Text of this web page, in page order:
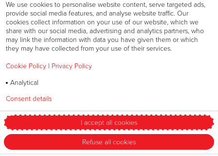
Meine Präferenzen ändern
© 2026 Bandag
We use cookies to personalise website content, serve targeted ads,
provide social media features, and analyse website traffic. Our
cookies collect information on your use of our website, which we
share with our social media, advertising and analytics partners, who
may link the information with data you have given them or which
they may have collected from your use of their services.
Cookie Policy | Privacy Policy
Analytical
I accept all cookies
Refuse all cookies
Consent details